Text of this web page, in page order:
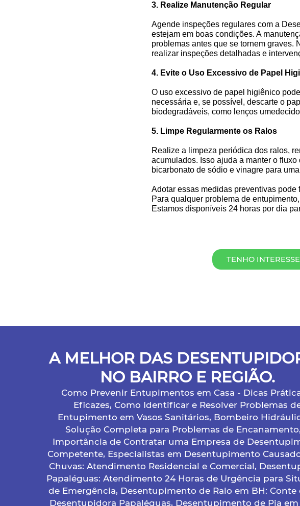
3. Realize Manutenção Regular
Agende inspeções regulares com a
estejam em boas condições. A
problemas antes que se tornem graves.
realizar inspeções detalhadas e
4. Evite o Uso Excessivo de Papel
O uso excessivo de papel higiênico
necessária e, se possível, descarte o
biodegradáveis, como lenços
5. Limpe Regularmente os Ralos
Realize a limpeza periódica dos ralos,
acumulados. Isso ajuda a manter o
bicarbonato de sódio e vinagre para
Adotar essas medidas preventivas
Para qualquer problema de
Estamos disponíveis 24 horas por dia
TENHO INTERESSE
A MELHOR DAS
NO BAIRRO E REGIÃO.
Como Prevenir Entupimentos em Casa - Dicas
Eficazes, Como Identificar e Resolver Problemas
Entupimento em Vasos Sanitários, Bombeiro
Solução Completa para Problemas de
Importância de Contratar uma Empresa de
Competente, Especialistas em Desentupimento
Chuvas: Atendimento Residencial e Comercial,
Papaléguas: Atendimento 24 Horas de Urgência para
de Emergência, Desentupimento de Ralo em BH: Conte
Desentupidora Papaléguas, Desentupimento de Pia em